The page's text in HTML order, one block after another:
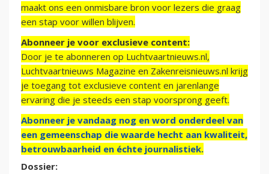
maakt ons een onmisbare bron voor lezers die graag
een stap voor willen blijven.
Abonneer je voor exclusieve content:
Door je te abonneren op Luchtvaartnieuws.nl,
Luchtvaartnieuws Magazine en Zakenreisnieuws.nl krijg
je toegang tot exclusieve content en jarenlange
ervaring die je steeds een stap voorsprong geeft.
Abonneer je vandaag nog en word onderdeel van
een gemeenschap die waarde hecht aan kwaliteit,
betrouwbaarheid en échte journalistiek.
Dossier: